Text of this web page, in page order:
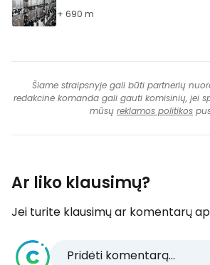
+ 690 m
Šiame straipsnyje gali būti partnerių
redakcinė komanda gali gauti komisinių, jei
mūsų reklamos politikos
Ar liko klausimų?
Jei turite klausimų ar komentarų
Pridėti komentarą...